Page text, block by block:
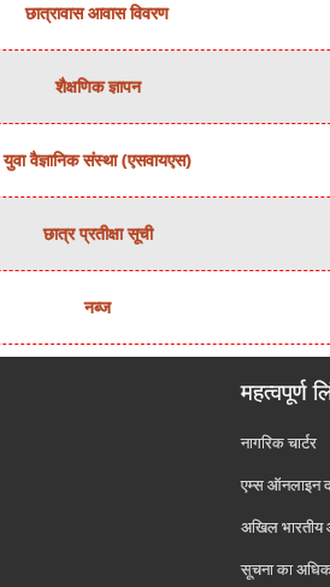
छात्रावास आवास विवरण
शैक्षणिक ज्ञापन
युवा वैज्ञानिक संस्‍था (एसवायएस)
छात्र प्रतीक्षा सूची
नब्‍ज
महत्वपूर्ण
नागरिक चार्टर
एम्स ऑनलाइन
अखिल भारतीय
सूचना का